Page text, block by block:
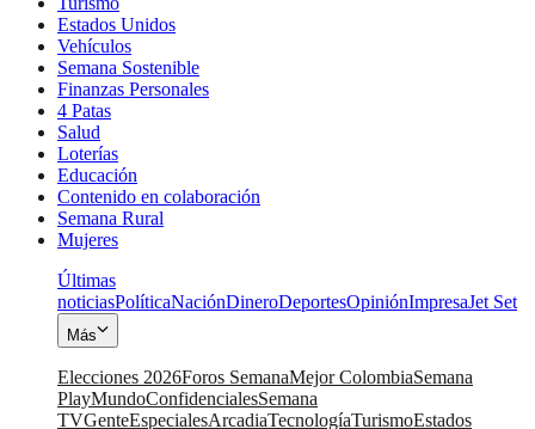
Estados Unidos
Vehículos
Semana Sostenible
Finanzas Personales
4 Patas
Salud
Loterías
Educación
Contenido en colaboración
Semana Rural
Mujeres
Últimas
noticiasPolíticaNaciónDineroDeportesOpiniónImpresaJet Set
Más
Elecciones 2026Foros SemanaMejor ColombiaSemana
PlayMundoConfidencialesSemana
TVGenteEspecialesArcadiaTecnologíaTurismoEstados